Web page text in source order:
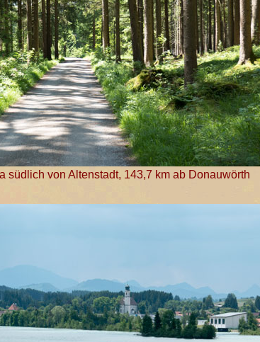
südlich von Altenstadt, 143,7 km ab Donauwörth